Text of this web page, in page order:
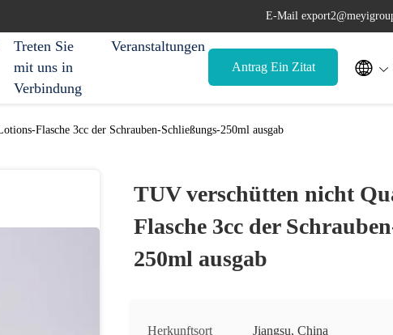
E-Mail
Treten Sie
mit uns in
Verbindung
Veranstaltungen
Antrag Ein Zitat 
Flasche 3cc der Schrauben-Schließungs-250ml ausgab
TUV verschütten nicht
Flasche 3cc der
250ml ausgab
Herkunftsort Jiangsu, China